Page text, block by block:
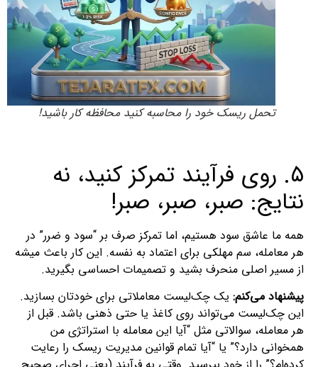
تحمل ریسک خود را محاسبه کنید محافظه کار باشید!
۵. روی فرآیند تمرکز کنید، نه
نتایج: صبر، صبر، صبر!
همه ما عاشق سود هستیم، اما تمرکز صرف بر “سود و ضرر” در
هر معامله، سم مهلکی برای اعتماد به نفسه. این کار باعث میشه
از مسیر اصلی منحرف بشید و تصمیمات احساسی بگیرید.
پیشنهاد می‌کنم: یک چک‌لیست معاملاتی برای خودتان بسازید.
این چک‌لیست می‌تواند روی کاغذ یا حتی ذهنی باشد. قبل از
هر معامله، سوالاتی مثل “آیا این معامله با استراتژی من
همخوانی دارد؟” یا “آیا تمام قوانین مدیریت ریسک را رعایت